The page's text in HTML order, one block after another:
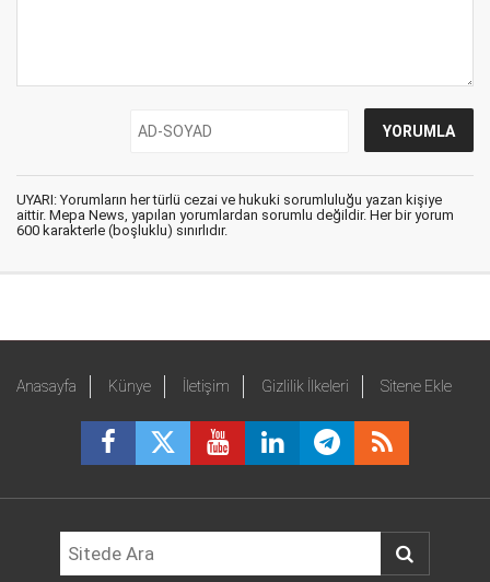
UYARI: Yorumların her türlü cezai ve hukuki sorumluluğu yazan kişiye
aittir. Mepa News, yapılan yorumlardan sorumlu değildir. Her bir yorum
600 karakterle (boşluklu) sınırlıdır.
Anasayfa Künye İletişim Gizlilik İlkeleri Sitene Ekle